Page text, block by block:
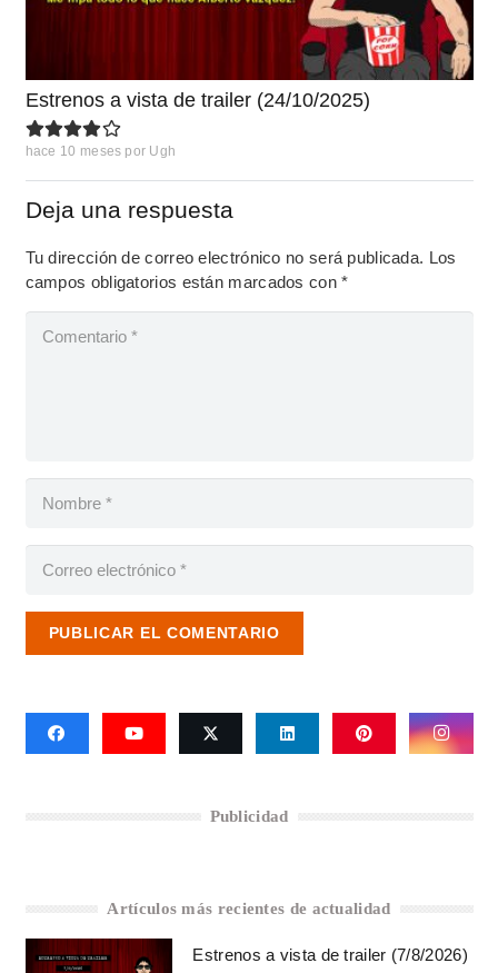
Estrenos a vista de trailer (24/10/2025)
hace 10 meses por Ugh
Deja una respuesta
Tu dirección de correo electrónico no será publicada. Los
campos obligatorios están marcados con*
PUBLICAR EL COMENTARIO
Publicidad
Artículos más recientes de actualidad
Estrenos a vista de trailer (7/8/2026)